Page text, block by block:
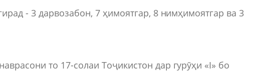
- 3 дарвозабон, 7 ҳимоятгар, 8 нимҳимоятгар ва 3
то 17-солаи Тоҷикистон дар гурӯҳи «I» бо